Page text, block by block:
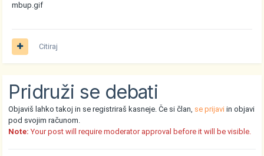
mbup.gif
Citiraj
Pridruži se debati
Objaviš lahko takoj in se registriraš kasneje. Če si član, se prijavi in objavi
pod svojim računom.
Note: Your post will require moderator approval before it will be visible.